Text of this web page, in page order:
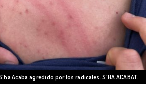
Acaba agredido por los radicales. S'HA ACABAT.